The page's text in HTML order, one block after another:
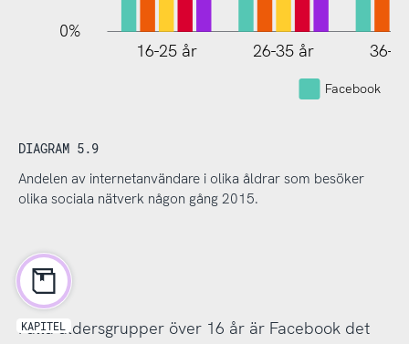
0%
16-25 år 26-35 år 36-
Facebook
DIAGRAM 5.9
Andelen av internetanvändare i olika åldrar som besöker
olika sociala nätverk någon gång 2015.
I alla åldersgrupper över 16 år är Facebook det
KAPITEL